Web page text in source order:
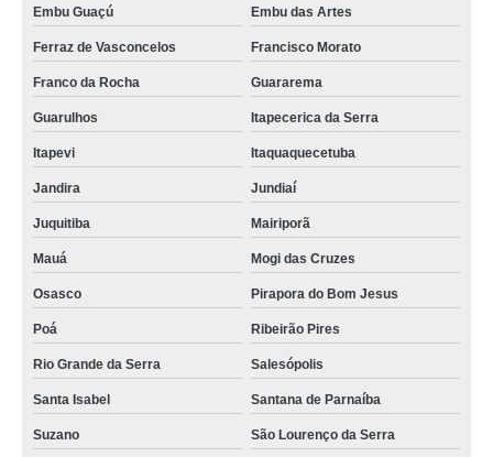
Embu Guaçú Embu das Artes
Ferraz de Vasconcelos Francisco Morato
Franco da Rocha Guararema
Guarulhos Itapecerica da Serra
Itapevi Itaquaquecetuba
Jandira Jundiaí
Juquitiba Mairiporã
Mauá Mogi das Cruzes
Osasco Pirapora do Bom Jesus
Poá Ribeirão Pires
Rio Grande da Serra Salesópolis
Santa Isabel Santana de Parnaíba
Suzano São Lourenço da Serra